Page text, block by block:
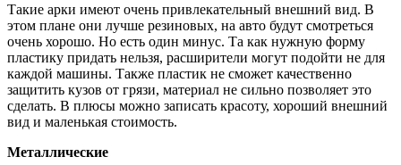
Такие арки имеют очень привлекательный внешний вид. В
этом плане они лучше резиновых, на авто будут смотреться
очень хорошо. Но есть один минус. Та как нужную форму
пластику придать нельзя, расширители могут подойти не для
каждой машины. Также пластик не сможет качественно
защитить кузов от грязи, материал не сильно позволяет это
сделать. В плюсы можно записать красоту, хороший внешний
вид и маленькая стоимость.
Металлические